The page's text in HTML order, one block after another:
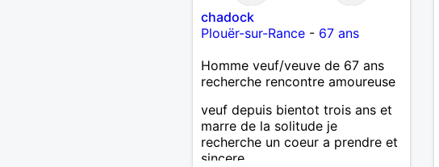
chadock
Plouër-sur-Rance- 67 ans
Homme veuf/veuve de 67 ans
recherche rencontre amoureuse
veuf depuis bientot trois ans et
marre de la solitude je
recherche un coeur a prendre et
sincere